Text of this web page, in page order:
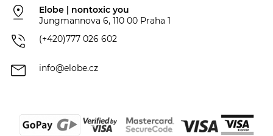
pin_drop
Elobe | nontoxic you
Jungmannova 6, 110 00 Praha 1
phone_in_talk (+420)777 026 602
mail info@elobe.cz